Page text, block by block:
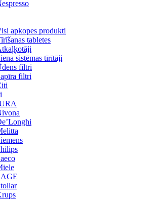
apkopes produkti
tabletes
sistēmas tīrītāji
filtri
filtri